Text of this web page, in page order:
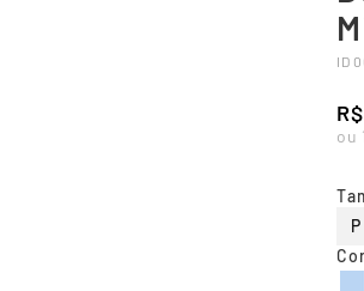
ID
R$
ou
Cor
P